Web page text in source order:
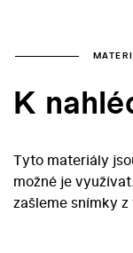
K
Tyto materiály
možné je
zašleme snímky